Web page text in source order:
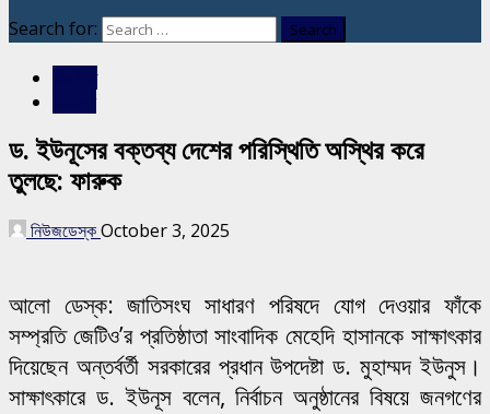
Search for:
ড. ইউনূসের বক্তব্য দেশের পরিস্থিতি অস্থির করে
তুলছে: ফারুক
নিউজডেস্কOctober 3, 2025
আলো ডেস্ক: জাতিসংঘ সাধারণ পরিষদে যোগ দেওয়ার ফাঁকে
সম্প্রতি জেটিও’র প্রতিষ্ঠাতা সাংবাদিক মেহেদি হাসানকে সাক্ষাৎকার
দিয়েছেন অন্তর্বর্তী সরকারের প্রধান উপদেষ্টা ড. মুহাম্মদ ইউনুস।
সাক্ষাৎকারে ড. ইউনূস বলেন, নির্বাচন অনুষ্ঠানের বিষয়ে জনগণের